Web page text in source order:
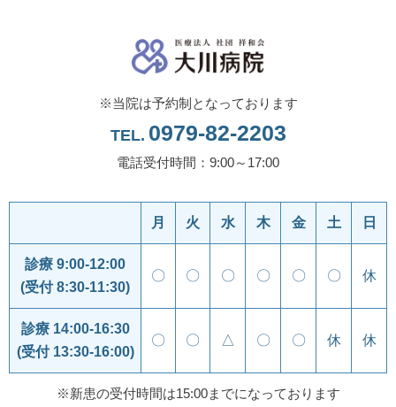
※当院は予約制となっております
TEL. 0979-82-2203
電話受付時間：9:00～17:00
月 火 水 木 金 土 日
診療 9:00-12:00
(受付 8:30-11:30)
〇 〇 〇 〇 〇 〇 休
診療 14:00-16:30
(受付 13:30-16:00)
〇 〇 △ 〇 〇 休 休
※新患の受付時間は15:00までになっております